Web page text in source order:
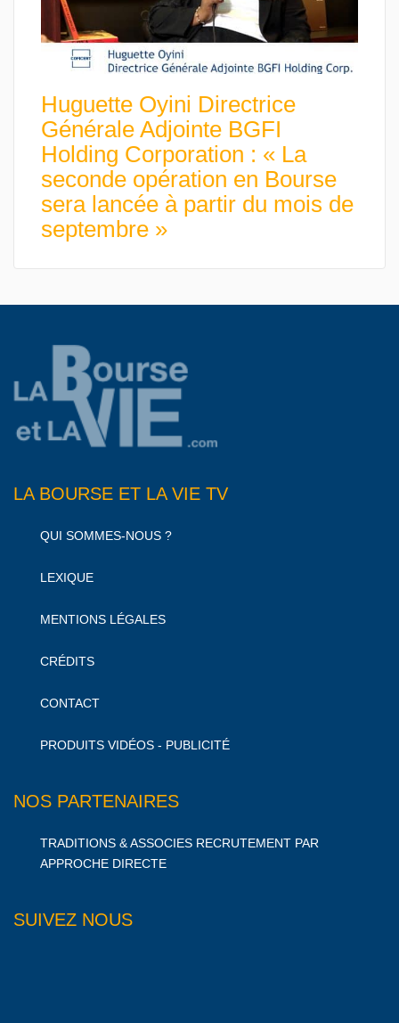
Huguette Oyini Directrice
Générale Adjointe BGFI
Holding Corporation : « La
seconde opération en Bourse
sera lancée à partir du mois de
septembre »
LA BOURSE ET LA VIE TV
QUI SOMMES-NOUS ?
LEXIQUE
MENTIONS LÉGALES
CRÉDITS
CONTACT
PRODUITS VIDÉOS - PUBLICITÉ
NOS PARTENAIRES
TRADITIONS & ASSOCIES RECRUTEMENT PAR
APPROCHE DIRECTE
SUIVEZ NOUS